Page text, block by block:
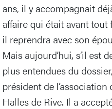
ans, il y accompagnait
affaire qui était avant
il reprendra avec son
Mais aujourd’hui, s’il est
plus entendues du
président de
Halles de Rive. Il a